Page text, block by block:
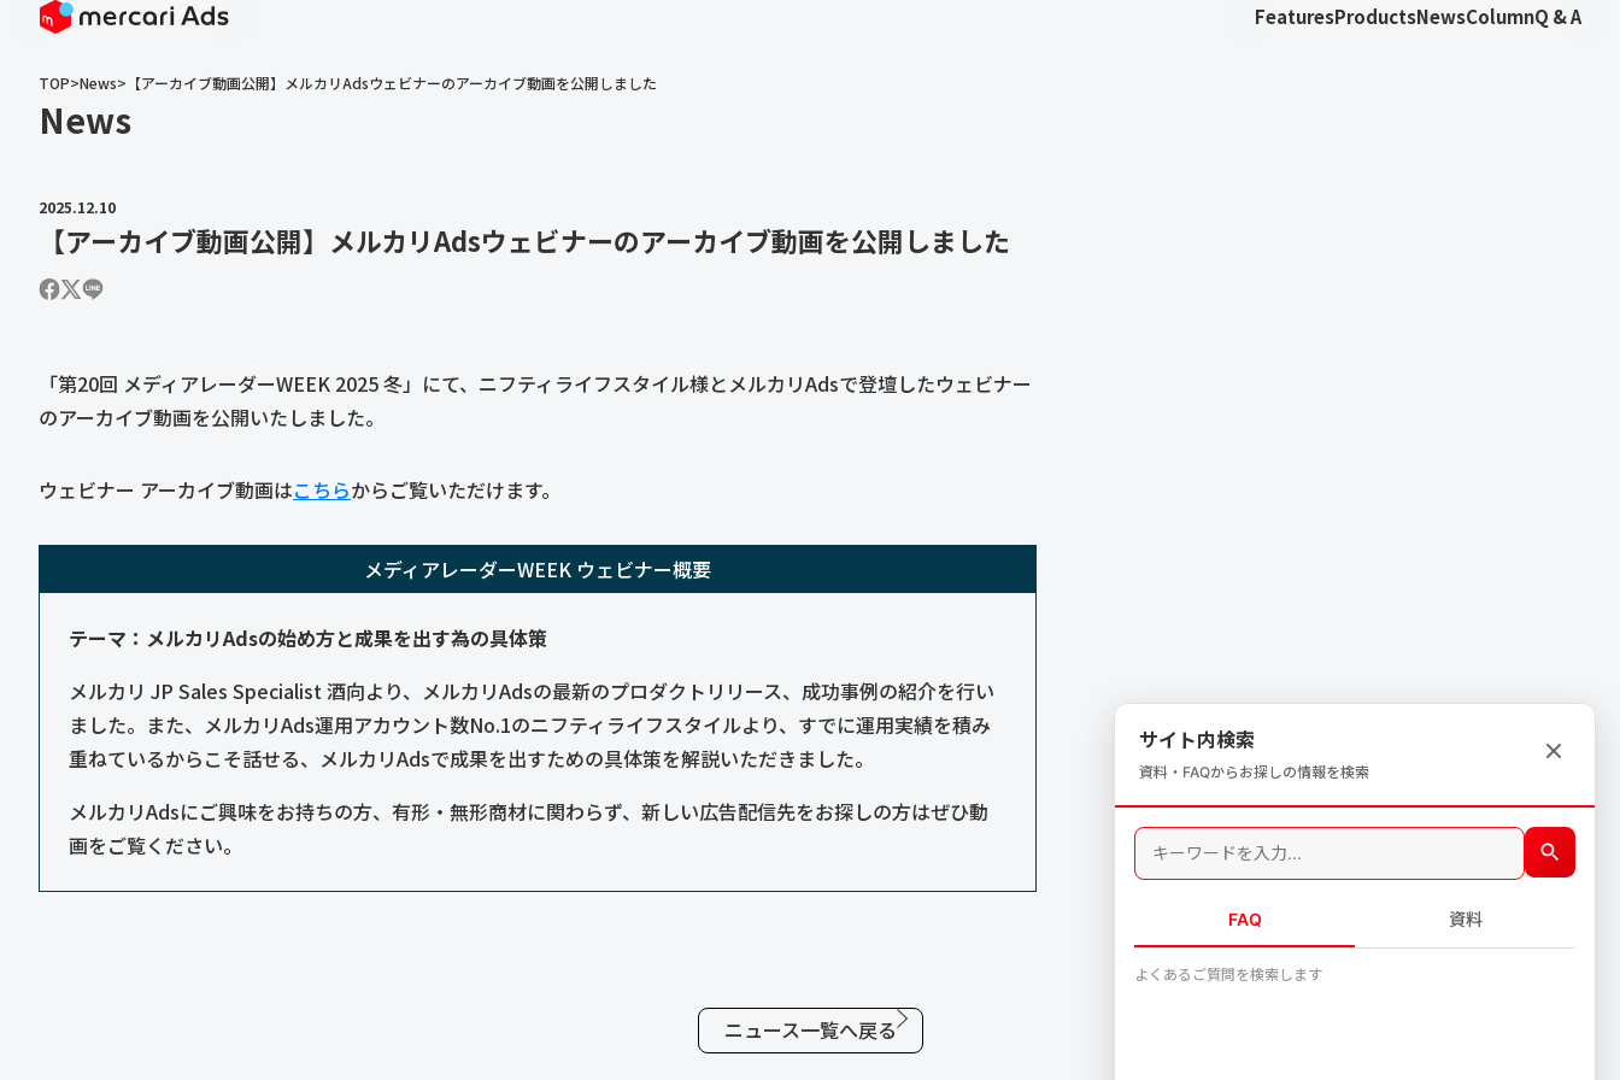
FeaturesProductsNewsColumnQ & A
TOP>News> 【アーカイブ動画公開】メルカリAdsウェビナーのアーカイブ動画を公開しました
News
2025.12.10
【アーカイブ動画公開】メルカリAdsウェビナーのアーカイブ動画を公開しました
「第20回 メディアレーダーWEEK 2025 冬」にて、ニフティライフスタイル様とメルカリAdsで登壇したウェビナー
のアーカイブ動画を公開いたしました。
ウェビナー アーカイブ動画はこちらからご覧いただけます。
メディアレーダーWEEK ウェビナー概要
テーマ：メルカリAdsの始め方と成果を出す為の具体策
メルカリ JP Sales Specialist 酒向より、メルカリAdsの最新のプロダクトリリース、成功事例の紹介を行い
ました。また、メルカリAds運用アカウント数No.1のニフティライフスタイルより、すでに運用実績を積み
重ねているからこそ話せる、メルカリAdsで成果を出すための具体策を解説いただきました。
メルカリAdsにご興味をお持ちの方、有形・無形商材に関わらず、新しい広告配信先をお探しの方はぜひ動
画をご覧ください。
ニュース一覧へ戻る
サイト内検索
資料・FAQからお探しの情報を検索
FAQ 資料
よくあるご質問を検索します